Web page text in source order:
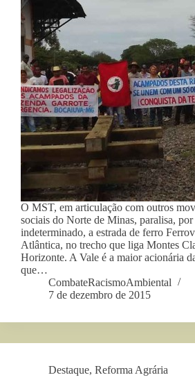
O MST, em articulação com outros
sociais do Norte de Minas, paralisa,
indeterminado, a estrada de ferro
Atlântica, no trecho que liga Montes
Horizonte. A Vale é a maior acionária
que…
CombateRacismoAmbiental
7 de dezembro de 2015
Destaque, Reforma Agrária